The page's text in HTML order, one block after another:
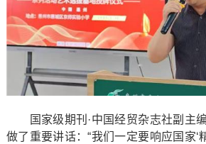
国家级期刊·中国经贸杂志社副主
做了重要讲话：“我们一定要响应国家‘